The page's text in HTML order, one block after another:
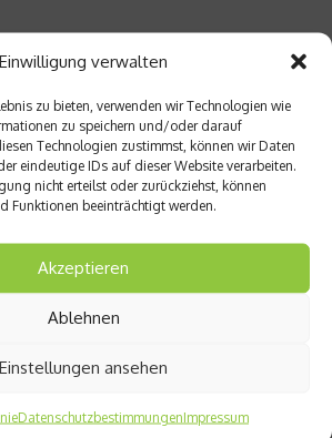
Einwilligung verwalten
zu bieten, verwenden wir Technologien wie
zu speichern und/oder darauf
Technologien zustimmst, können wir Daten
eindeutige IDs auf dieser Website verarbeiten.
nicht erteilst oder zurückziehst, können
Funktionen beeinträchtigt werden.
Akzeptieren
Ablehnen
Einstellungen ansehen
DatenschutzbestimmungenImpressum
über ihr Buch „Yoga Power“
sanfter Ausgleich zum hektischen Alltag